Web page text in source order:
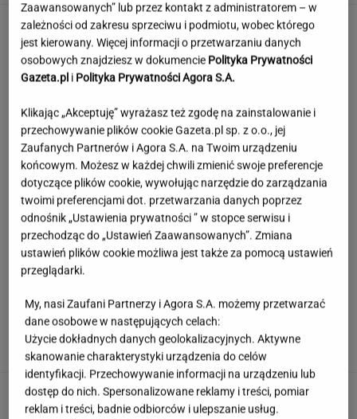
Hyży dosadnie odpowiedziała hejterom.
"Skończyła mi się cierpliwość"
Rozszyfruj skróty z czasów PRL. Tylko znawca
zdobędzie 12/12!
Zaawansowanych” lub przez kontakt z administratorem – w
zależności od zakresu sprzeciwu i podmiotu, wobec którego
jest kierowany. Więcej informacji o przetwarzaniu danych
osobowych znajdziesz w dokumencie Polityka Prywatności
Gazeta.pl i Polityka Prywatności Agora S.A.
Klikając „Akceptuję” wyrażasz też zgodę na zainstalowanie i
przechowywanie plików cookie Gazeta.pl sp. z o.o., jej
Zaufanych Partnerów i Agora S.A. na Twoim urządzeniu
końcowym. Możesz w każdej chwili zmienić swoje preferencje
dotyczące plików cookie, wywołując narzędzie do zarządzania
twoimi preferencjami dot. przetwarzania danych poprzez
odnośnik „Ustawienia prywatności ” w stopce serwisu i
przechodząc do „Ustawień Zaawansowanych”. Zmiana
ustawień plików cookie możliwa jest także za pomocą ustawień
przeglądarki.
My, nasi Zaufani Partnerzy i Agora S.A. możemy przetwarzać
dane osobowe w następujących celach:
Użycie dokładnych danych geolokalizacyjnych. Aktywne
skanowanie charakterystyki urządzenia do celów
identyfikacji. Przechowywanie informacji na urządzeniu lub
dostęp do nich. Spersonalizowane reklamy i treści, pomiar
reklam i treści, badnie odbiorców i ulepszanie usług.